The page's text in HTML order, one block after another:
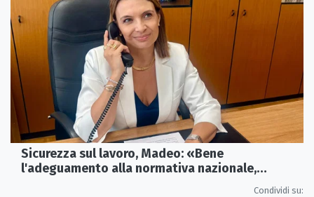
Sicurezza sul lavoro, Madeo: «Bene
l'adeguamento alla normativa nazionale,
Condividi su: